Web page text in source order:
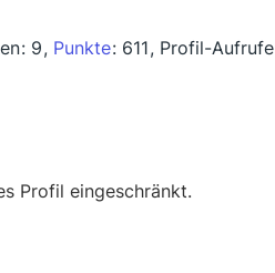
9 Punkte 611 Profil-Aufrufe
Profil eingeschränkt.